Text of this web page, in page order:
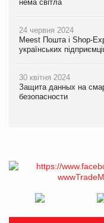
нема світла
24 червня 2024
Meest Пошта і Shop-
українських
30 квітня 2024
Защита данных на
безопасности